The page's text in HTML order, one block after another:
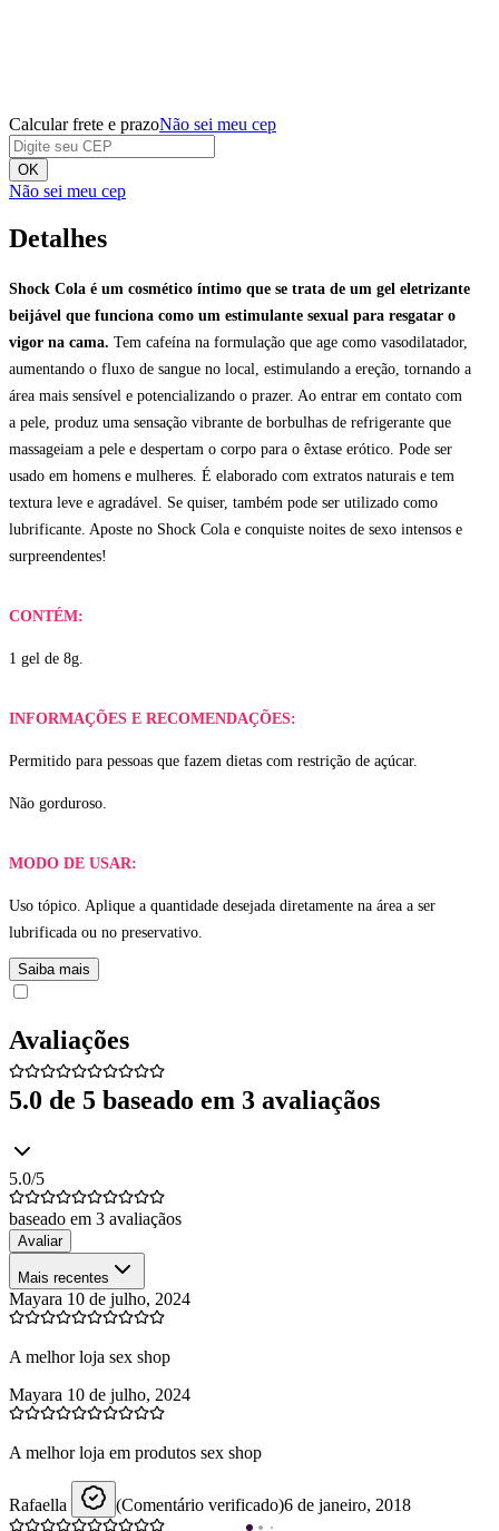
Calcular frete e prazoNão sei meu cep
OK
Não sei meu cep
Detalhes
Shock Cola é um cosmético íntimo que se trata de um gel eletrizante
beijável que funciona como um estimulante sexual para resgatar o
vigor na cama. Tem cafeína na formulação que age como vasodilatador,
aumentando o fluxo de sangue no local, estimulando a ereção, tornando a
área mais sensível e potencializando o prazer. Ao entrar em contato com
a pele, produz uma sensação vibrante de borbulhas de refrigerante que
massageiam a pele e despertam o corpo para o êxtase erótico. Pode ser
usado em homens e mulheres. É elaborado com extratos naturais e tem
textura leve e agradável. Se quiser, também pode ser utilizado como
lubrificante. Aposte no Shock Cola e conquiste noites de sexo intensos e
surpreendentes!
CONTÉM:
1 gel de 8g.
INFORMAÇÕES E RECOMENDAÇÕES:
Permitido para pessoas que fazem dietas com restrição de açúcar.
Não gorduroso.
MODO DE USAR:
Uso tópico. Aplique a quantidade desejada diretamente na área a ser
lubrificada ou no preservativo.
Saiba mais
Avaliações
5.0 de 5 baseado em 3 avaliaçãos
5.0/5
baseado em 3 avaliaçãos
Avaliar
Mais recentes
Mayara 10 de julho, 2024
A melhor loja sex shop
Mayara 10 de julho, 2024
A melhor loja em produtos sex shop
Rafaella (Comentário verificado)6 de janeiro, 2018